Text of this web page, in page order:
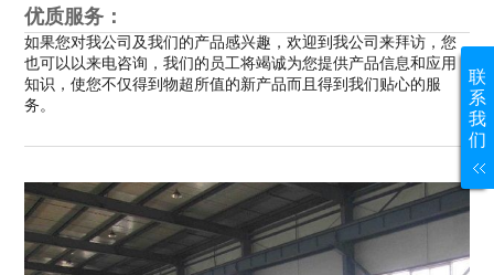
优质服务：
如果您对我公司及我们的产品感兴趣，欢迎到我公司来拜访，您
也可以以来电咨询，我们的员工将竭诚为您提供产品信息和应用
知识，使您不仅得到物超所值的新产品而且得到我们贴心的服
务。
联
系
我
们